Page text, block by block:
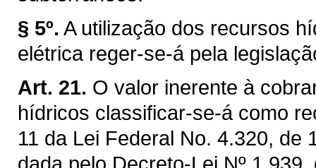
§ 5º. A utilização dos recursos
elétrica reger-se-á pela
Art. 21. O valor inerente à
hídricos classificar-se-á como
11 da Lei Federal No. 4.320, de
dada pelo Decreto-Lei Nº